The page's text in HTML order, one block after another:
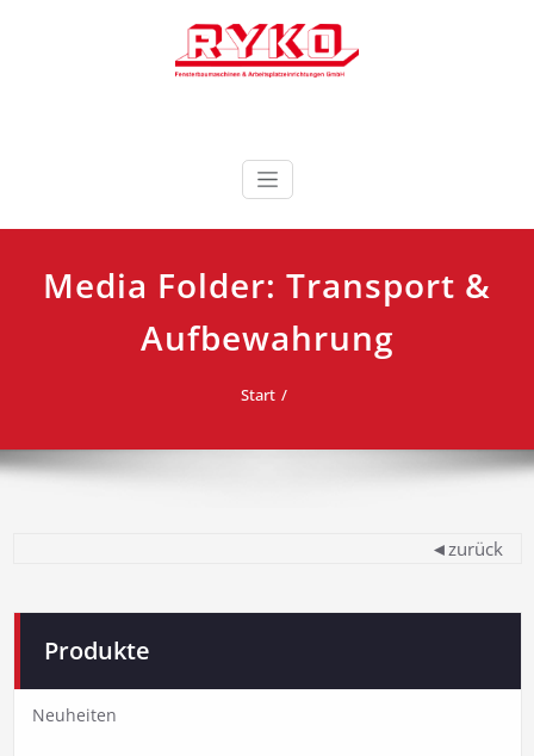
RYKO Deutschland
GmbH
Media Folder: Transport &
Aufbewahrung
Start
◄zurück
Produkte
Neuheiten